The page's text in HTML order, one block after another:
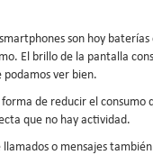
son hoy
El brillo de la pantalla
podamos ver bien.
de reducir el
que no hay actividad.
o mensajes